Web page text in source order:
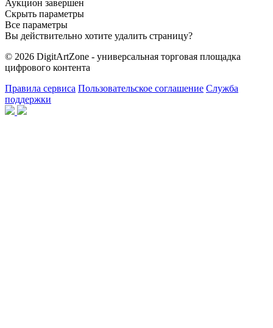
Аукцион завершен
Скрыть параметры
Все параметры
Вы действительно хотите удалить страницу?
© 2026 DigitArtZone - универсальная торговая площадка
цифрового контента
Правила сервиса Пользовательское соглашение Служба
поддержки